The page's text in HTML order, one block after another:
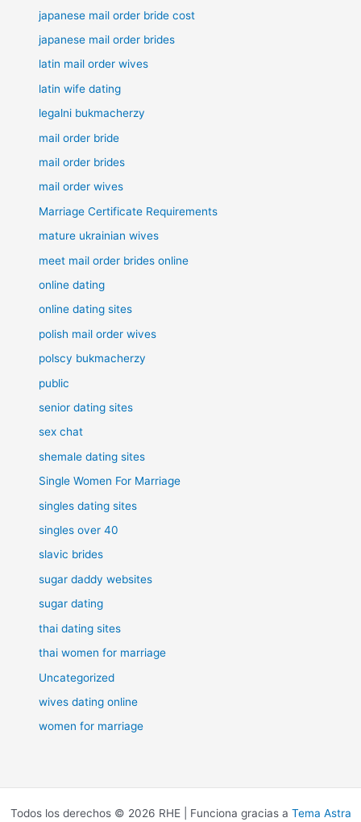
japanese mail order bride cost
japanese mail order brides
latin mail order wives
latin wife dating
legalni bukmacherzy
mail order bride
mail order brides
mail order wives
Marriage Certificate Requirements
mature ukrainian wives
meet mail order brides online
online dating
online dating sites
polish mail order wives
polscy bukmacherzy
public
senior dating sites
sex chat
shemale dating sites
Single Women For Marriage
singles dating sites
singles over 40
slavic brides
sugar daddy websites
sugar dating
thai dating sites
thai women for marriage
Uncategorized
wives dating online
women for marriage
Todos los derechos © 2026 RHE | Funciona gracias a Tema Astra